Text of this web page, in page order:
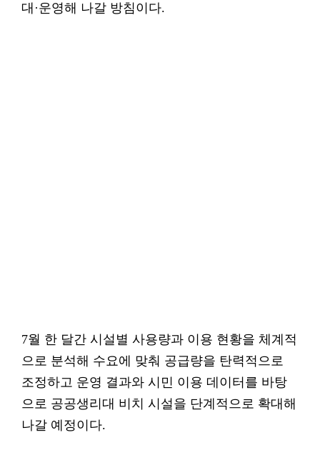
대·운영해 나갈 방침이다.
7월 한 달간 시설별 사용량과 이용 현황을 체계적
으로 분석해 수요에 맞춰 공급량을 탄력적으로
조정하고 운영 결과와 시민 이용 데이터를 바탕
으로 공공생리대 비치 시설을 단계적으로 확대해
나갈 예정이다.